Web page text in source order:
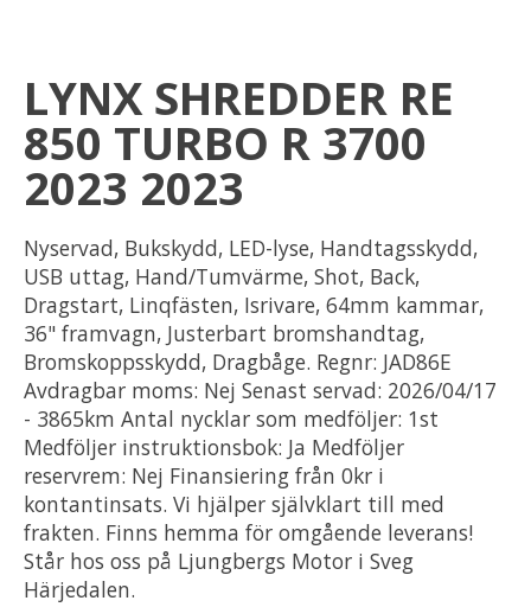
LYNX SHREDDER RE
850 TURBO R 3700
2023 2023
Nyservad, Bukskydd, LED-lyse, Handtagsskydd,
USB uttag, Hand/Tumvärme, Shot, Back,
Dragstart, Linqfästen, Isrivare, 64mm kammar,
36" framvagn, Justerbart bromshandtag,
Bromskoppsskydd, Dragbåge. Regnr: JAD86E
Avdragbar moms: Nej Senast servad: 2026/04/17
- 3865km Antal nycklar som medföljer: 1st
Medföljer instruktionsbok: Ja Medföljer
reservrem: Nej Finansiering från 0kr i
kontantinsats. Vi hjälper självklart till med
frakten. Finns hemma för omgående leverans!
Står hos oss på Ljungbergs Motor i Sveg
Härjedalen.